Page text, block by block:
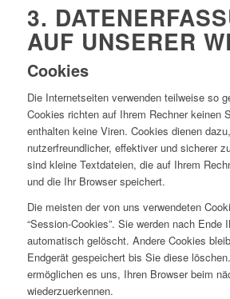
3.
AUF UNSERER
Cookies
Die Internetseiten verwenden teilweise so
Cookies richten auf Ihrem Rechner keinen
enthalten keine Viren. Cookies dienen
nutzerfreundlicher, effektiver und sicherer
sind kleine Textdateien, die auf Ihrem
und die Ihr Browser speichert.
Die meisten der von uns verwendeten
“Session-Cookies”. Sie werden nach Ende
automatisch gelöscht. Andere Cookies
Endgerät gespeichert bis Sie diese
ermöglichen es uns, Ihren Browser beim
wiederzuerkennen.